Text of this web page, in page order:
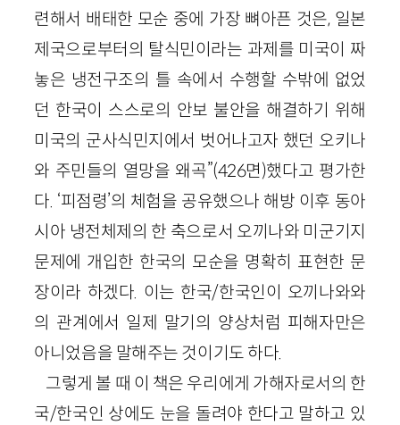
련해서 배태한 모순 중에 가장 뼈아픈 것은, 일본
제국으로부터의 탈식민이라는 과제를 미국이 짜
놓은 냉전구조의 틀 속에서 수행할 수밖에 없었
던 한국이 스스로의 안보 불안을 해결하기 위해
미국의 군사식민지에서 벗어나고자 했던 오키나
와 주민들의 열망을 왜곡”(426면)했다고 평가한
다. ‘피점령’의 체험을 공유했으나 해방 이후 동아
시아 냉전체제의 한 축으로서 오끼나와 미군기지
문제에 개입한 한국의 모순을 명확히 표현한 문
장이라 하겠다. 이는 한국/한국인이 오끼나와와
의 관계에서 일제 말기의 양상처럼 피해자만은
아니었음을 말해주는 것이기도 하다.
그렇게 볼 때 이 책은 우리에게 가해자로서의 한
국/한국인 상에도 눈을 돌려야 한다고 말하고 있